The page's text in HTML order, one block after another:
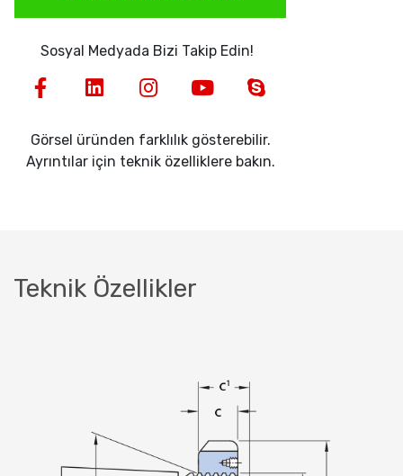
Sosyal Medyada Bizi Takip Edin!
Görsel üründen farklılık gösterebilir.
Ayrıntılar için teknik özelliklere bakın.
Teknik Özellikler